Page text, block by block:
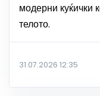
модерни куќички
телото.
31.07.2026 12:35